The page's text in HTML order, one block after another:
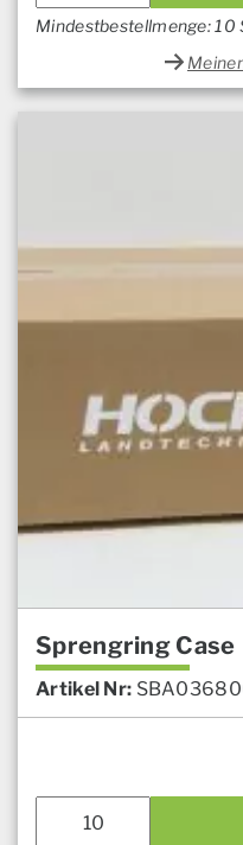
Mindestbestellmenge: 10
Sprengring Case
Artikel Nr: